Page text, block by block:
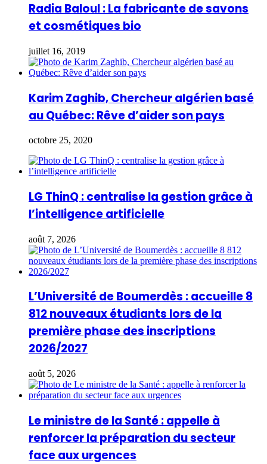
Radia Baloul : La fabricante de savons
et cosmétiques bio
juillet 16, 2019
Karim Zaghib, Chercheur algérien basé
au Québec: Rêve d’aider son pays
octobre 25, 2020
LG ThinQ : centralise la gestion grâce à
l’intelligence artificielle
août 7, 2026
L’Université de Boumerdès : accueille 8
812 nouveaux étudiants lors de la
première phase des inscriptions
2026/2027
août 5, 2026
Le ministre de la Santé : appelle à
renforcer la préparation du secteur
face aux urgences